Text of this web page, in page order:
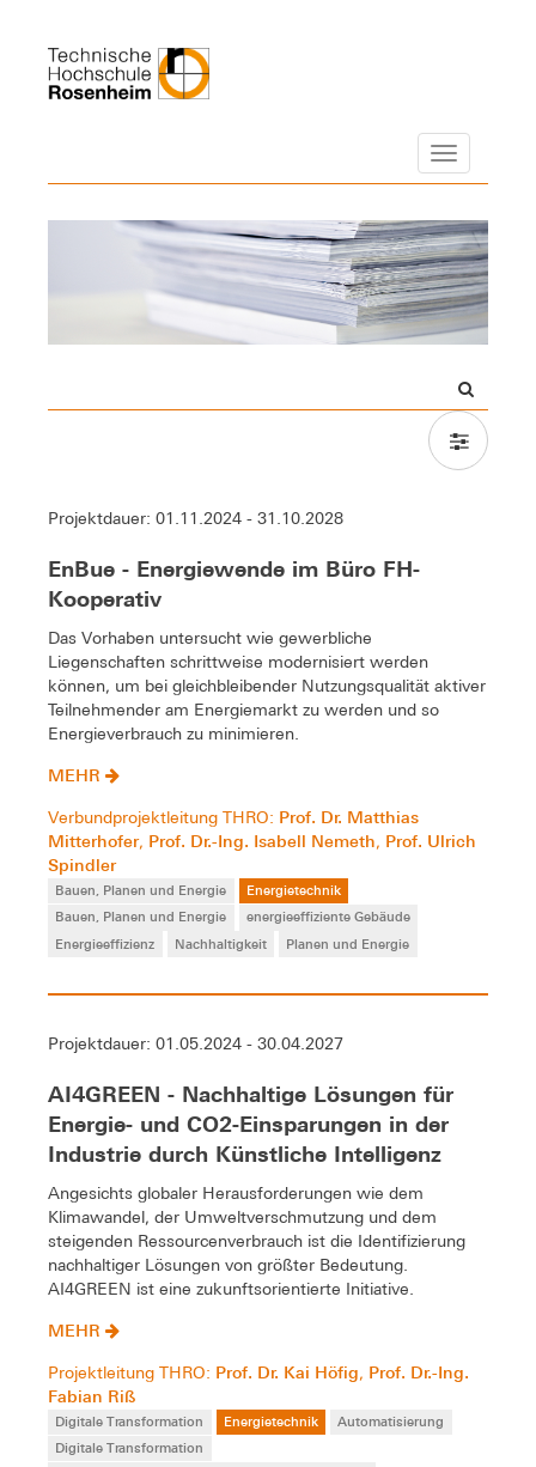
Navigation
Projektdauer: 01.11.2024 - 31.10.2028
EnBue - Energiewende im Büro FH-
Kooperativ
Das Vorhaben untersucht wie gewerbliche
Liegenschaften schrittweise modernisiert werden
können, um bei gleichbleibender Nutzungsqualität aktiver
Teilnehmender am Energiemarkt zu werden und so
Energieverbrauch zu minimieren.
MEHR
Verbundprojektleitung THRO: Prof. Dr. Matthias
Mitterhofer, Prof. Dr.-Ing. Isabell Nemeth, Prof. Ulrich
Spindler
Bauen, Planen und Energie
Energietechnik
Bauen, Planen und Energie
energieeffiziente Gebäude
Energieeffizienz
Nachhaltigkeit Planen und Energie
Projektdauer: 01.05.2024 - 30.04.2027
AI4GREEN - Nachhaltige Lösungen für
Energie- und CO2-Einsparungen in der
Industrie durch Künstliche Intelligenz
Angesichts globaler Herausforderungen wie dem
Klimawandel, der Umweltverschmutzung und dem
steigenden Ressourcenverbrauch ist die Identifizierung
nachhaltiger Lösungen von größter Bedeutung.
AI4GREEN ist eine zukunftsorientierte Initiative.
MEHR
Projektleitung THRO: Prof. Dr. Kai Höfig, Prof. Dr.-Ing.
Fabian Riß
Digitale Transformation Energietechnik
Automatisierung
Digitale Transformation